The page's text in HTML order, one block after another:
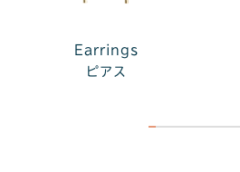
Earrings
ピアス